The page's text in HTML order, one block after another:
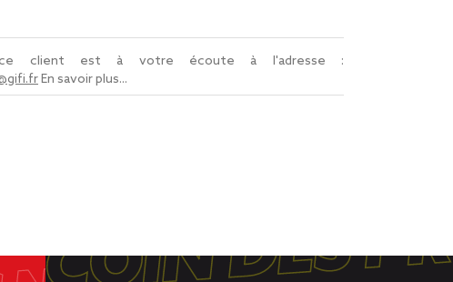
client est à votre écoute à l'adresse :
En savoir plus...